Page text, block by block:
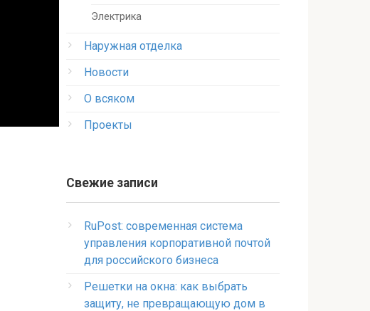
Электрика
Наружная отделка
Новости
О всяком
Проекты
Свежие записи
RuPost: современная система
управления корпоративной почтой
для российского бизнеса
Решетки на окна: как выбрать
защиту, не превращающую дом в